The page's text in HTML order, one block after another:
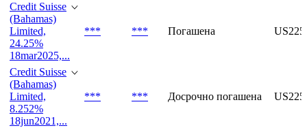
Credit Suisse
(Bahamas)
Limited,
24.25%
18mar2025,...
*** *** Погашена
Credit Suisse
(Bahamas)
Limited,
8.252%
18jun2021,...
*** *** Досрочно погашена